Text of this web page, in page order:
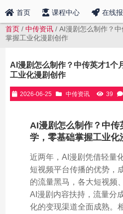
首页 课程中心 在线
首页 /中传资讯 / AI漫剧怎么制作？
掌握工业化漫剧创作
AI漫剧怎么制作？中传英才1个
工业化漫剧创作
2026-06-25 中传资讯 39
AI漫剧怎么制作？中传
学，零基础掌握工业化
近两年，AI漫剧凭借轻量
短视频平台传播的优势，
的流量黑马，各大短视频
AI漫剧内容扶持，流量分
化的变现渠道全面成熟。